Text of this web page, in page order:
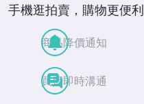
手機逛拍賣，購物更便利
商品降價通知
買賣即時溝通